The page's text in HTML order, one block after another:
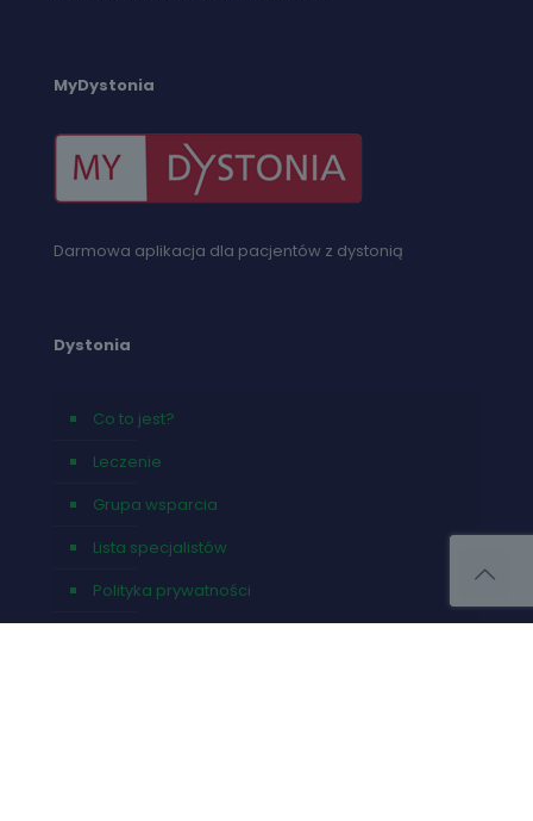
MyDystonia
Darmowa aplikacja dla pacjentów z dystonią
Dystonia
Co to jest?
Leczenie
Grupa wsparcia
Lista specjalistów
Polityka prywatności